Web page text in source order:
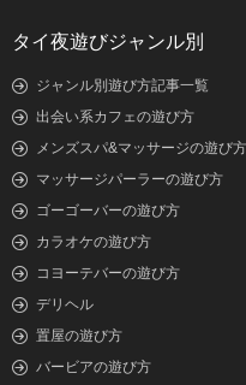
タイ夜遊びジャンル別
ジャンル別遊び方記事一覧
出会い系カフェの遊び方
メンズスパ&マッサージの遊び方
マッサージパーラーの遊び方
ゴーゴーバーの遊び方
カラオケの遊び方
コヨーテバーの遊び方
デリヘル
置屋の遊び方
バービアの遊び方